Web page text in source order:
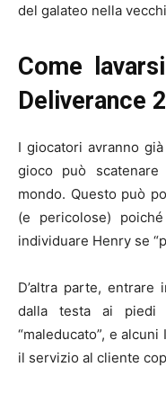
del galateo nella
Come
Deliverance 2
I giocatori avranno
gioco può
mondo. Questo può
(e pericolose)
individuare Henry se
D’altra parte,
dalla testa ai piedi
“maleducato”, e
il servizio al cliente